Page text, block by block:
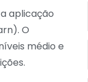
aplicação
O
médio e